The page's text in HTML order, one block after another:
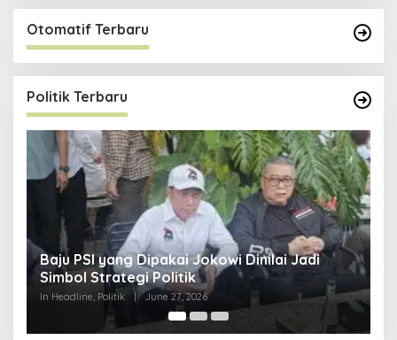
Otomatif Terbaru
Politik Terbaru
Ini Dia Hubungan Partai Garuda dengan
Gerindra
In Berita, Politik | February 19, 2018